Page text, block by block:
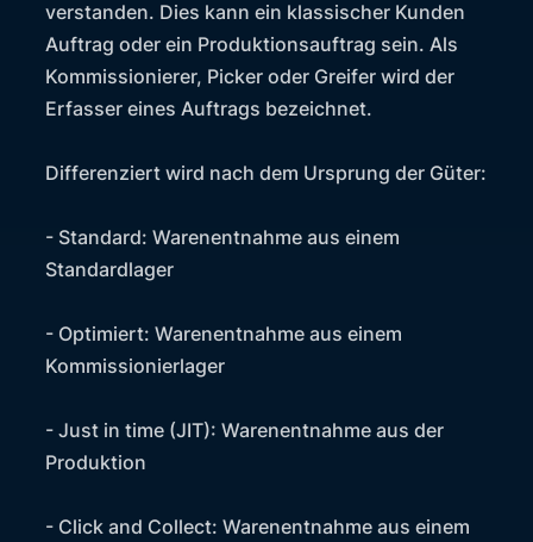
verstanden. Dies kann ein klassischer Kunden
Auftrag oder ein Produktionsauftrag sein. Als
Kommissionierer, Picker oder Greifer wird der
Erfasser eines Auftrags bezeichnet.
Differenziert wird nach dem Ursprung der Güter:
- Standard: Warenentnahme aus einem
Standardlager
- Optimiert: Warenentnahme aus einem
Kommissionierlager
- Just in time (JIT): Warenentnahme aus der
Produktion
- Click and Collect: Warenentnahme aus einem